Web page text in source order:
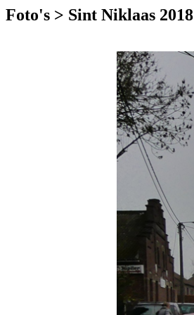
Foto's > Sint Niklaas 2018